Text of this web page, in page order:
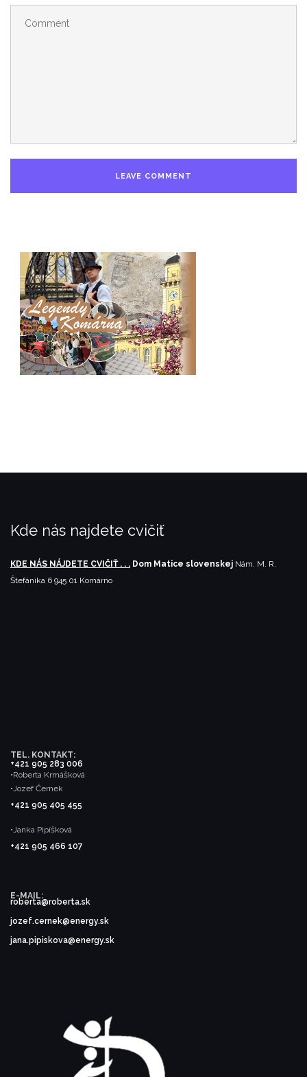
Kde nás najdete cvičiť
KDE NÁS NÁJDETE CVIČIŤ . . . Dom Matice slovenskej Nám. M. R.
Štefánika 6 945 01 Komárno
TEL. KONTAKT:
•Roberta Krmášková
+421 905 283 006
•Jozef Černek
+421 905 405 455
•Janka Pipíšková
+421 905 466 107
E-MAIL:
roberta@roberta.sk
jozef.cernek@energy.sk
jana.pipiskova@energy.sk